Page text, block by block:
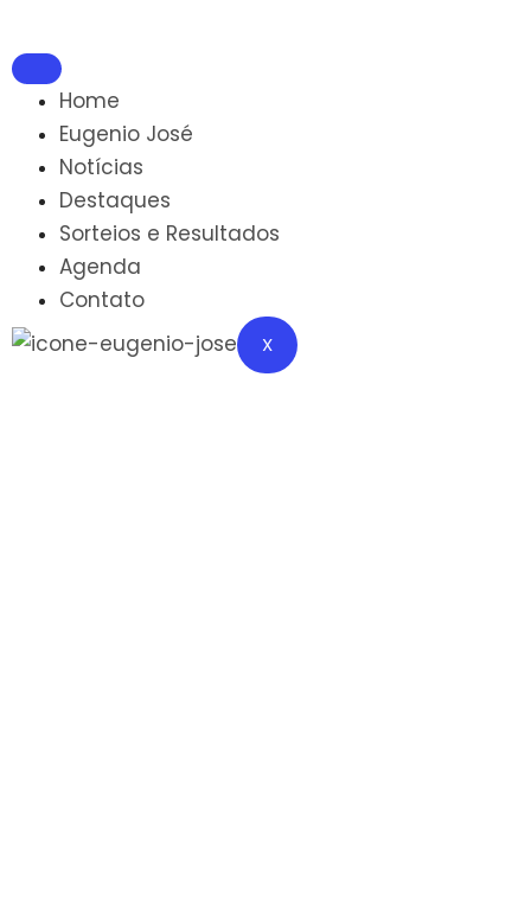
Home
Eugenio José
Notícias
Destaques
Sorteios e Resultados
Agenda
Contato
X